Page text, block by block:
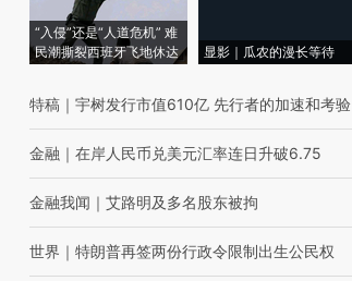
“入侵”还是“人道危机” 难
民潮撕裂西班牙飞地休达
显影｜瓜农的漫长等待
特稿 ｜ 宇树发行市值610亿 先行者的加速和考验
金融 ｜ 在岸人民币兑美元汇率连日升破6.75
金融我闻 ｜ 艾路明及多名股东被拘
世界 ｜ 特朗普再签两份行政令限制出生公民权